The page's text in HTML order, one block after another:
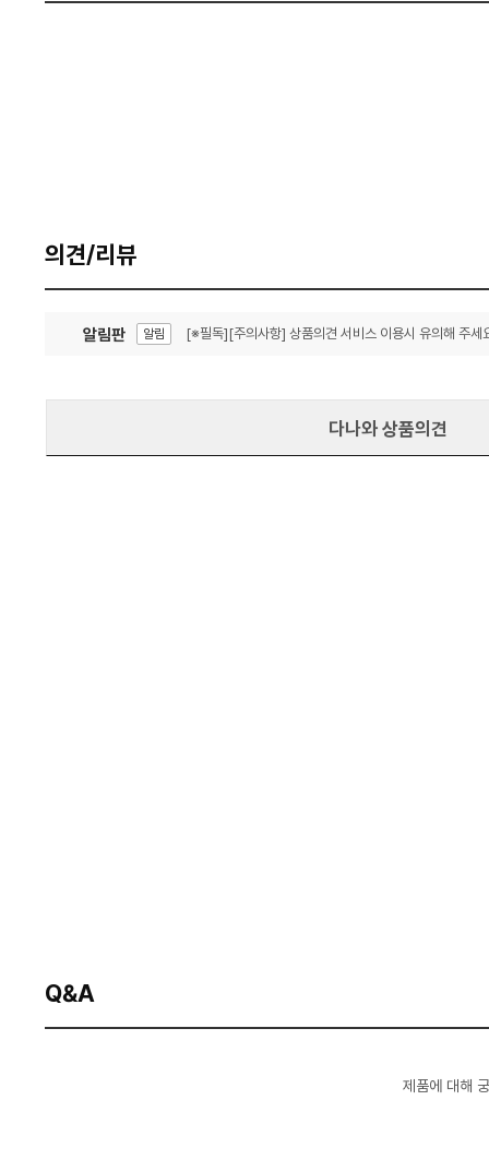
의견/리뷰
알림판 알림 [※필독][주의사항] 상품의견 서비스 이용시 유의해 주세
다나와 상품의견
Q&A
제품에 대해